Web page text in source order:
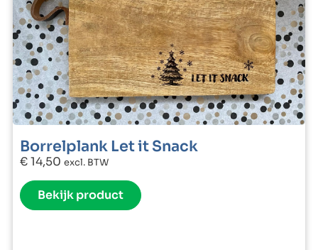
Borrelplank Let it Snack
€14,50 excl. BTW
Bekijk product